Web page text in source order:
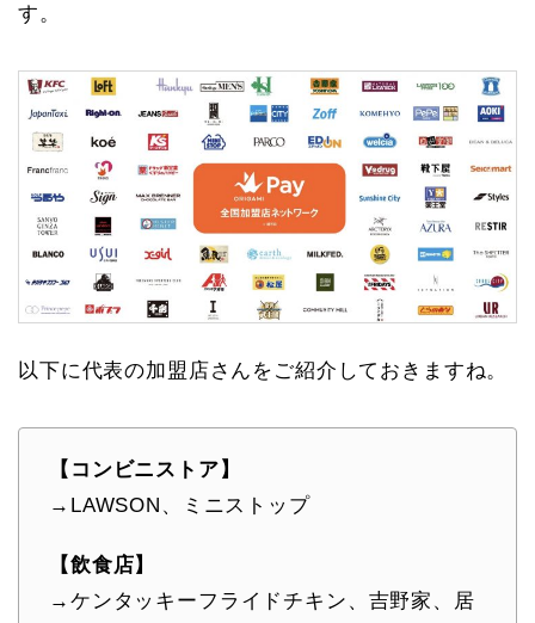
す。
以下に代表の加盟店さんをご紹介しておきますね。
【コンビニストア】
→LAWSON、ミニストップ
【飲食店】
→ケンタッキーフライドチキン、吉野家、居